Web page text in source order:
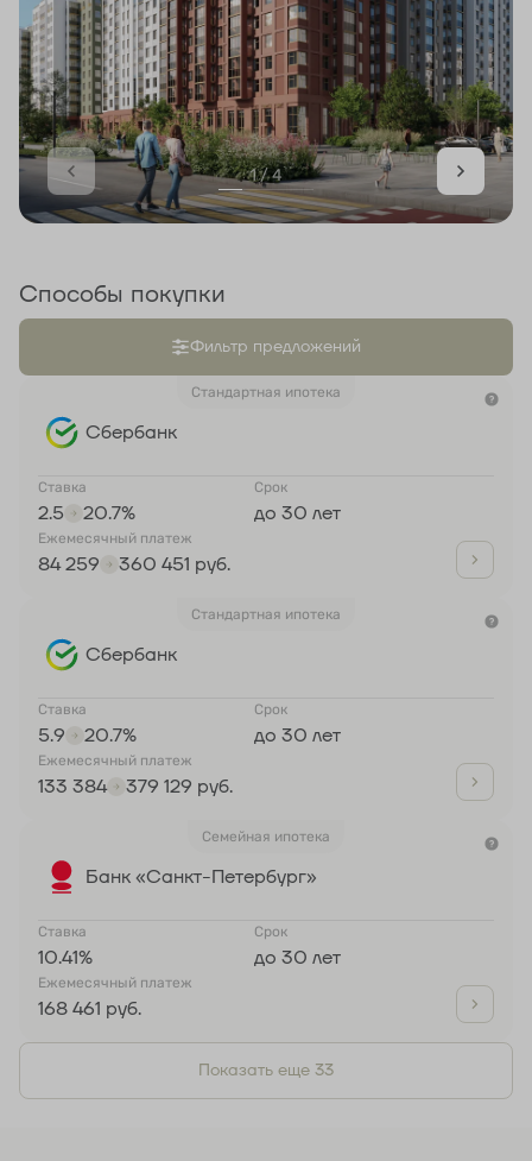
1 / 4
Способы покупки
Фильтр предложений
Стандартная ипотека
Сбербанк
Ставка
2.5 20.7%
Срок
до 30 лет
Ежемесячный платеж
84 259 360 451 руб.
Стандартная ипотека
Сбербанк
Ставка
5.9 20.7%
Срок
до 30 лет
Ежемесячный платеж
133 384 379 129 руб.
Семейная ипотека
Банк «Санкт-Петербург»
Ставка
10.41%
Срок
до 30 лет
Ежемесячный платеж
168 461 руб.
Показать еще 33